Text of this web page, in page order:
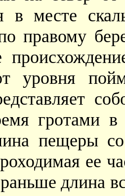
в месте
правому
уровня
гротами
пещеры
ее
длина